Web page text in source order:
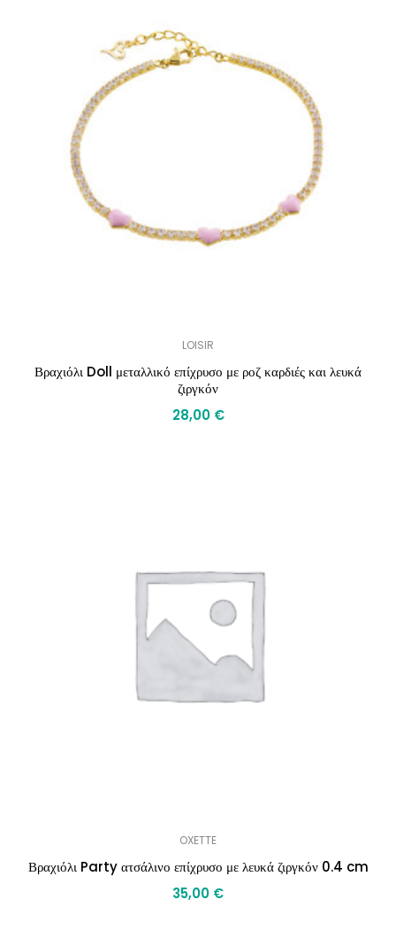
LOISIR
Βραχιόλι Doll μεταλλικό επίχρυσο με ροζ καρδιές και λευκά
ζιργκόν
28,00 €
OXETTE
Βραχιόλι Party ατσάλινο επίχρυσο με λευκά ζιργκόν 0.4 cm
35,00 €